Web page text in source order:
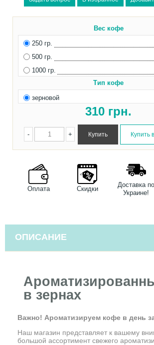
Вес кофе
250 гр.
500 гр.
1000 гр.
Тип кофе
зерновой
310 грн.
+
-
Оплата Скидки
Доставка по
Украине!
ОПИСАНИЕ
в зернах
Важно! Ароматизируем кофе в день
Наш магазин представляет к вашему
большой ассортимент свежего